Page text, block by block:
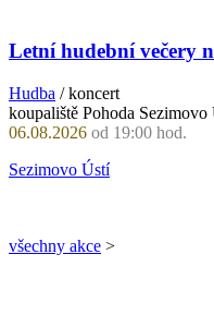
Letní hudební večery
Hudba / koncert
koupaliště Pohoda Sezimovo
06.08.2026 od 19:00 hod.
Sezimovo Ústí
všechny akce >